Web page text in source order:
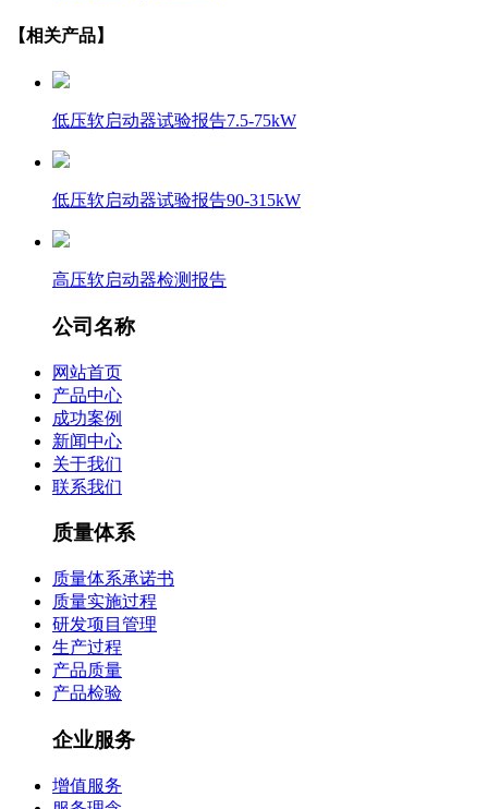
【相关产品】
低压软启动器试验报告7.5-75kW
低压软启动器试验报告90-315kW
高压软启动器检测报告
公司名称
网站首页
产品中心
成功案例
新闻中心
关于我们
联系我们
质量体系
质量体系承诺书
质量实施过程
研发项目管理
生产过程
产品质量
产品检验
企业服务
增值服务